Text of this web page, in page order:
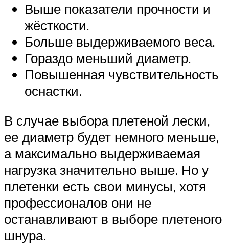
Выше показатели прочности и
жёсткости.
Больше выдерживаемого веса.
Гораздо меньший диаметр.
Повышенная чувствительность
оснастки.
В случае выбора плетеной лески,
ее диаметр будет немного меньше,
а максимально выдерживаемая
нагрузка значительно выше. Но у
плетенки есть свои минусы, хотя
профессионалов они не
останавливают в выборе плетеного
шнура.